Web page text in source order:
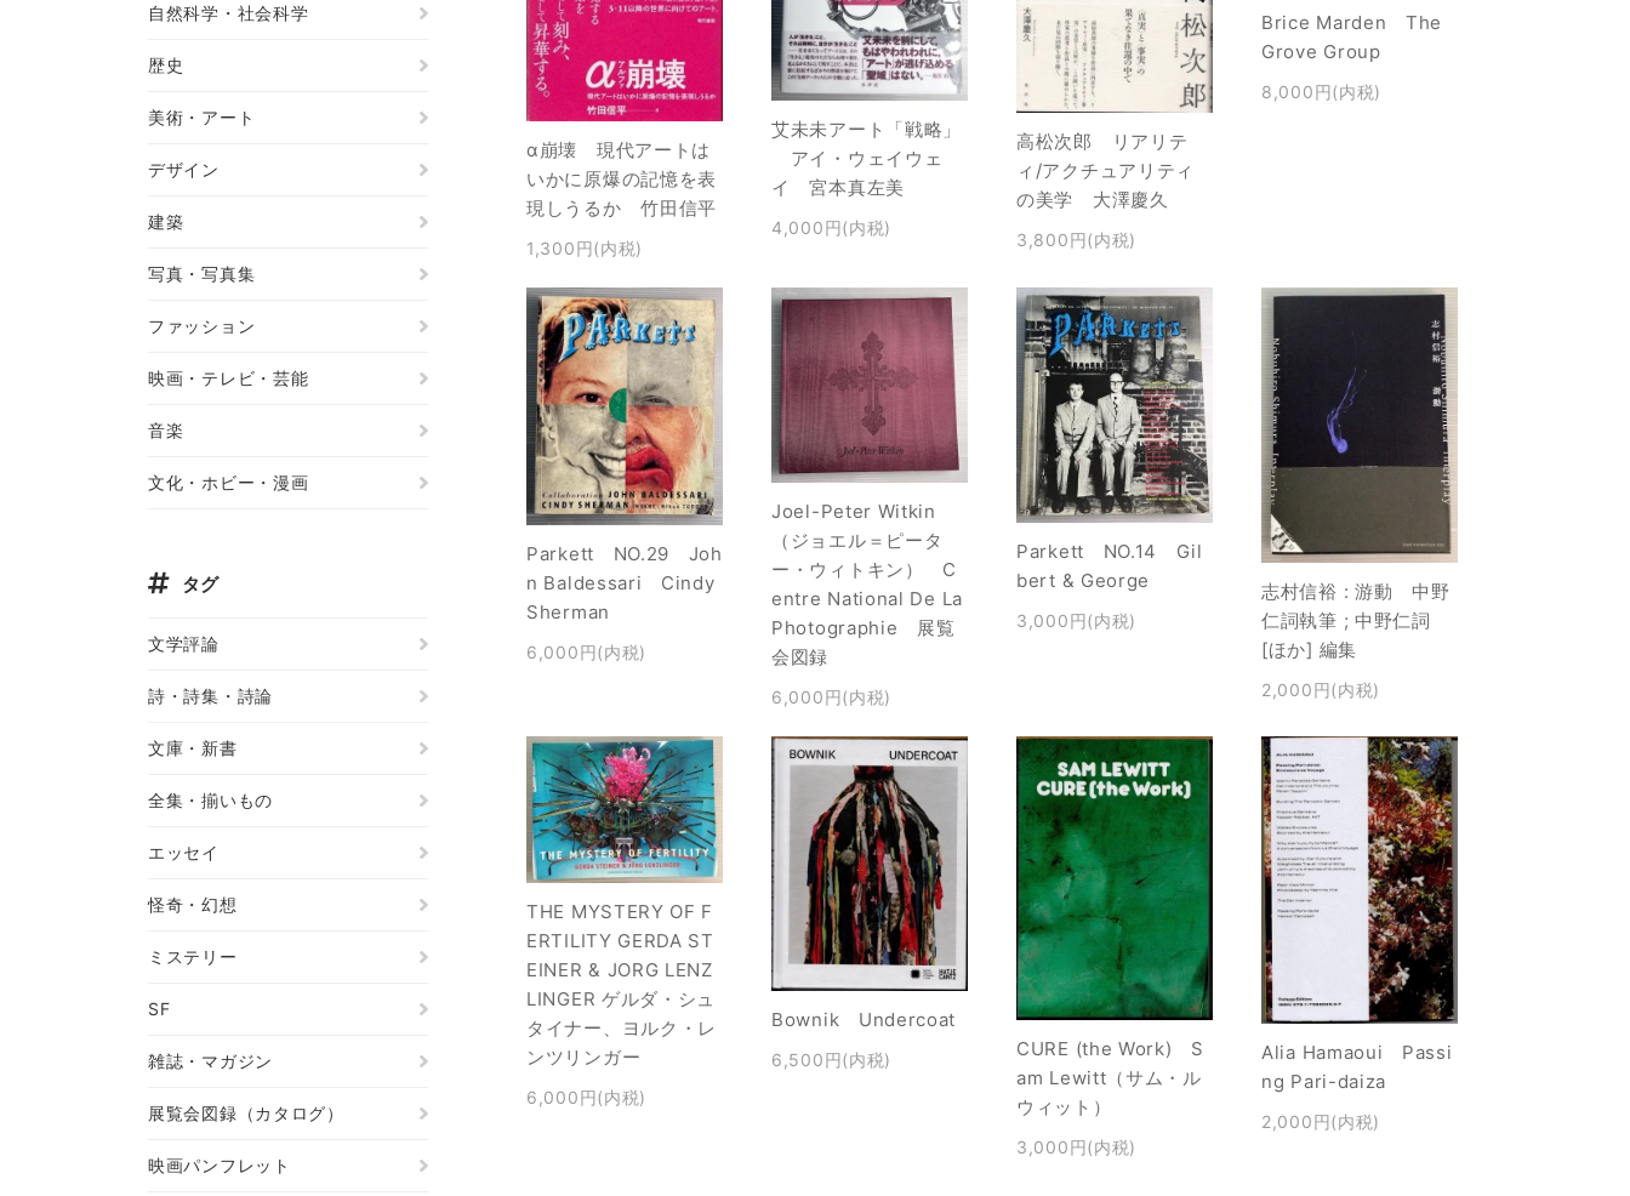
α崩壊 現代アートは
いかに原爆の記憶を表
現しうるか 竹田信平
1,300円(内税)
艾未未アート「戦略」
アイ・ウェイウェ
イ 宮本真左美
4,000円(内税)
高松次郎 リアリテ
ィ/アクチュアリティ
の美学 大澤慶久
3,800円(内税)
Brice Marden The
Grove Group
8,000円(内税)
Parkett NO.29 Joh
n Baldessari Cindy
Sherman
6,000円(内税)
Joel-Peter Witkin
（ジョエル＝ピータ
ー・ウィトキン） C
entre National De La
Photographie 展覧
会図録
6,000円(内税)
Parkett NO.14 Gil
bert & George
3,000円(内税)
志村信裕 : 游動 中野
仁詞執筆 ; 中野仁詞
[ほか] 編集
2,000円(内税)
THE MYSTERY OF F
ERTILITY GERDA ST
EINER & JORG LENZ
LINGER ゲルダ・シュ
タイナー、ヨルク・レ
ンツリンガー
6,000円(内税)
Bownik Undercoat
6,500円(内税)
CURE (the Work) S
am Lewitt（サム・ル
ウィット）
3,000円(内税)
Alia Hamaoui Passi
ng Pari-daiza
2,000円(内税)
自然科学・社会科学
歴史
美術・アート
デザイン
建築
写真・写真集
ファッション
映画・テレビ・芸能
音楽
文化・ホビー・漫画
タグ
文学評論
詩・詩集・詩論
文庫・新書
全集・揃いもの
エッセイ
怪奇・幻想
ミステリー
SF
雑誌・マガジン
展覧会図録（カタログ）
映画パンフレット